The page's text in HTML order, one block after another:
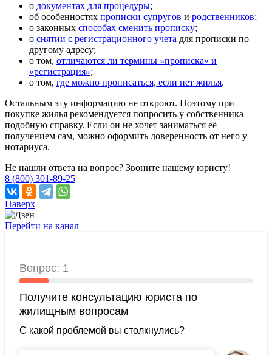
о документах для процедуры;
об особенностях прописки супругов и родственников;
о законных способах сменить прописку;
о снятии с регистрационного учета для прописки по
другому адресу;
о том, отличаются ли термины «прописка» и
«регистрация»;
о том, где можно прописаться, если нет жилья.
Остальным эту информацию не откроют. Поэтому при
покупке жилья рекомендуется попросить у собственника
подобную справку. Если он не хочет заниматься её
получением сам, можно оформить доверенность от него у
нотариуса.
Не нашли ответа на вопрос? Звоните нашему юристу!
8 (800) 301-89-25
Наверх
Перейти на канал